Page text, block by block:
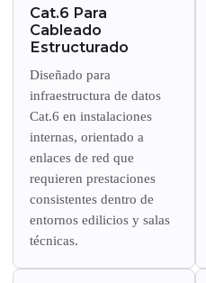
Cat.6 Para
Cableado
Estructurado
Diseñado para
infraestructura de datos
Cat.6 en instalaciones
internas, orientado a
enlaces de red que
requieren prestaciones
consistentes dentro de
entornos edilicios y salas
técnicas.